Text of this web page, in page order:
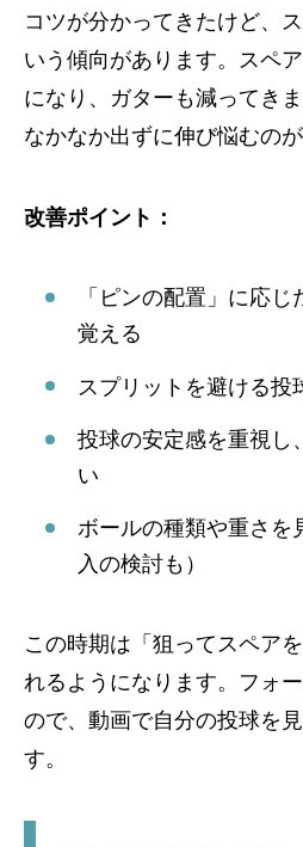
コツが分かってきたけど、
いう傾向があります。スペ
になり、ガターも減ってき
なかなか出ずに伸び悩むの
改善ポイント：
「ピンの配置」に応
覚える
スプリットを避ける投
投球の安定感を重視し
い
ボールの種類や重さを
入の検討も）
この時期は「狙ってスペア
れるようになります。フォ
ので、動画で自分の投球を
す。